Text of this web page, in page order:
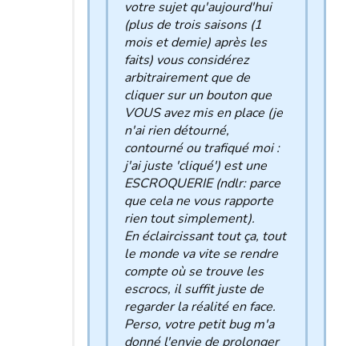
votre sujet qu'aujourd'hui
(plus de trois saisons (1
mois et demie) après les
faits) vous considérez
arbitrairement que de
cliquer sur un bouton que
VOUS avez mis en place (je
n'ai rien détourné,
contourné ou trafiqué moi :
j'ai juste 'cliqué') est une
ESCROQUERIE (ndlr: parce
que cela ne vous rapporte
rien tout simplement).
En éclaircissant tout ça, tout
le monde va vite se rendre
compte où se trouve les
escrocs, il suffit juste de
regarder la réalité en face.
Perso, votre petit bug m'a
donné l'envie de prolonger